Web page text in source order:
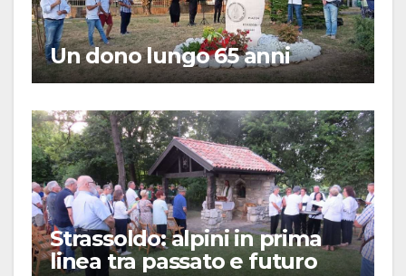
Un dono lungo 65 anni
Strassoldo: alpini in prima
linea tra passato e futuro